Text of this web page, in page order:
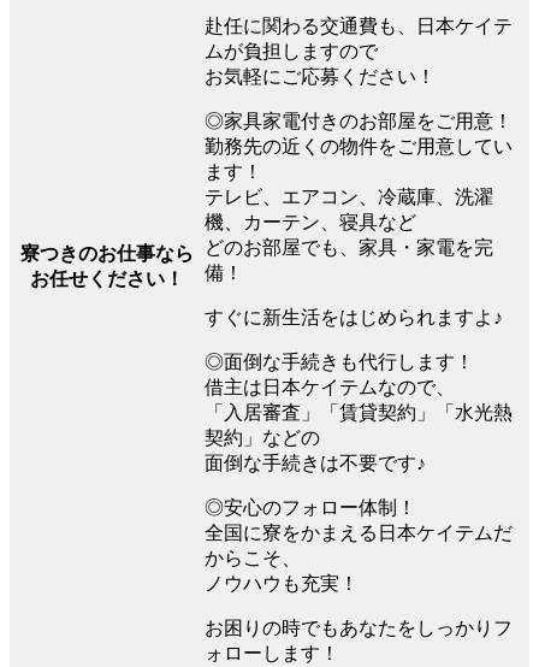
寮つきのお仕事なら
お任せください！
赴任に関わる交通費も、日本ケイテ
ムが負担しますので
お気軽にご応募ください！
◎家具家電付きのお部屋をご用意！
勤務先の近くの物件をご用意してい
ます！
テレビ、エアコン、冷蔵庫、洗濯
機、カーテン、寝具など
どのお部屋でも、家具・家電を完
備！
すぐに新生活をはじめられますよ♪
◎面倒な手続きも代行します！
借主は日本ケイテムなので、
「入居審査」「賃貸契約」「水光熱
契約」などの
面倒な手続きは不要です♪
◎安心のフォロー体制！
全国に寮をかまえる日本ケイテムだ
からこそ、
ノウハウも充実！
お困りの時でもあなたをしっかりフ
ォローします！